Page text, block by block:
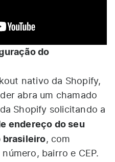
do
nativo da Shopify,
abra um chamado
Shopify solicitando a
endereço do seu
brasileiro, com
bairro e CEP.